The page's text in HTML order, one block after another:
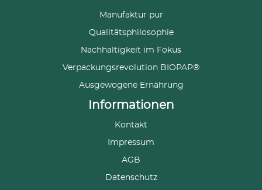
Manufaktur pur
Qualitätsphilosophie
Nachhaltigkeit im Fokus
Verpackungsrevolution BIOPAP®
Ausgewogene Ernährung
Informationen
Kontakt
Impressum
AGB
Datenschutz